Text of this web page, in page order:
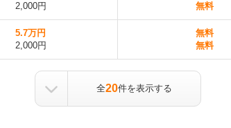
2,000円
無料
5.7万円
2,000円
無料
無料
全20件を表示する